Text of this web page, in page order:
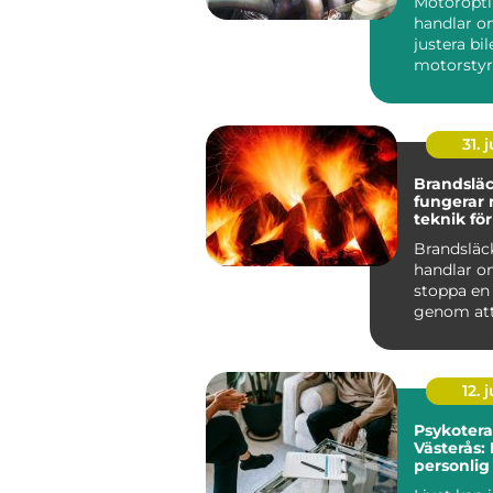
handlar
justera
31.
fungerar
teknik för
handlar
stoppa en
genom
12.
Västerås: